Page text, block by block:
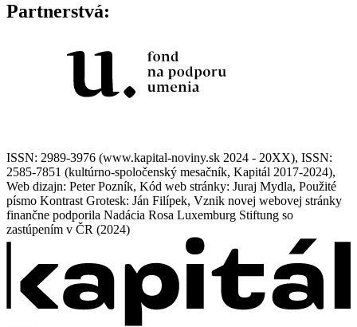
Partnerstvá:
ISSN: 2989-3976 (www.kapital-noviny.sk 2024 - 20XX), ISSN:
2585-7851 (kultúrno-spoločenský mesačník, Kapitál 2017-2024),
Web dizajn: Peter Pozník, Kód web stránky: Juraj Mydla, Použité
písmo Kontrast Grotesk: Ján Filípek, Vznik novej webovej stránky
finančne podporila Nadácia Rosa Luxemburg Stiftung so
zastúpením v ČR (2024)